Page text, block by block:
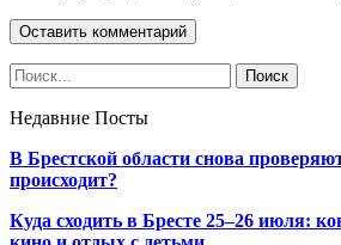
Недавние Посты
В Брестской области снова
происходит?
Куда сходить в Бресте 25–26 июля: